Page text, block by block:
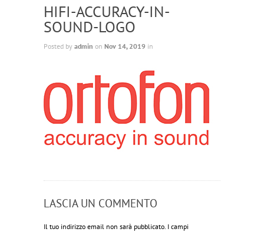
HIFI-ACCURACY-IN-
SOUND-LOGO
Posted by admin on Nov 14, 2019 in
LASCIA UN COMMENTO
Il tuo indirizzo email non sarà pubblicato. I campi